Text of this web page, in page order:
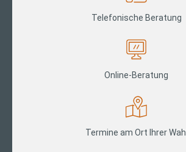
Telefonische Beratung
Online-Beratung
Termine am Ort Ihrer Wahl